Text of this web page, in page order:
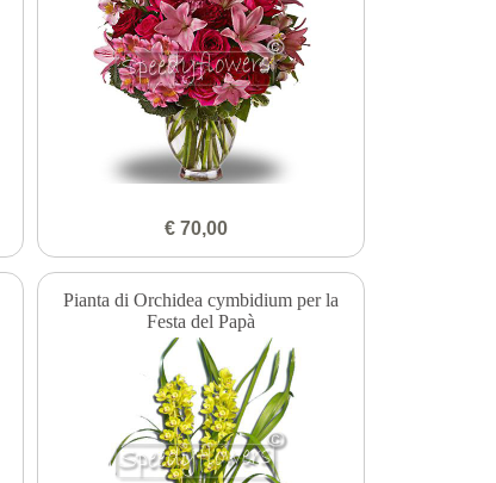
€ 70,00
Pianta di Orchidea cymbidium per la
Festa del Papà